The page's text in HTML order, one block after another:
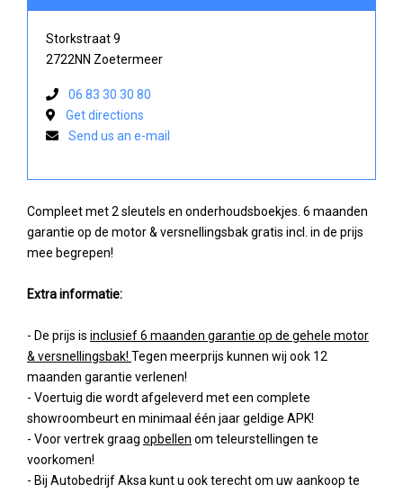
Compleet met 2 sleutels en onderhoudsboekjes. 6 maanden
garantie op de motor & versnellingsbak gratis incl. in de prijs
mee begrepen!
Extra informatie:
- De prijs is inclusief 6 maanden garantie op de gehele motor
& versnellingsbak! Tegen meerprijs kunnen wij ook 12
maanden garantie verlenen!
- Voertuig die wordt afgeleverd met een complete
showroombeurt en minimaal één jaar geldige APK!
- Voor vertrek graag opbellen om teleurstellingen te
voorkomen!
- Bij Autobedrijf Aksa kunt u ook terecht om uw aankoop te
Storkstraat 9
2722NN Zoetermeer
06 83 30 30 80
Get directions
Send us an e-mail